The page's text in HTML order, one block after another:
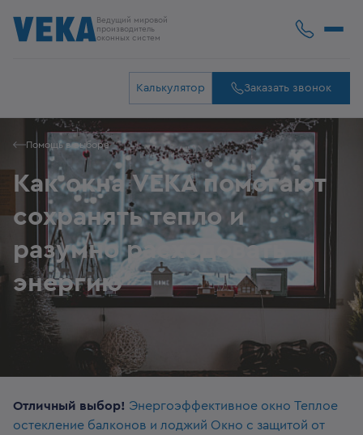
Ведущий мировой
производитель
оконных систем
Калькулятор Заказать звонок
Помощь в выборе
Как окна VEKA помогают
сохранять тепло и
разумно расходовать
энергию
Отличный выбор! Энергоэффективное окно Теплое
остекление балконов и лоджий Окно с защитой от